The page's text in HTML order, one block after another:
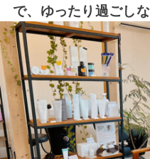
で、ゆったり過ごし